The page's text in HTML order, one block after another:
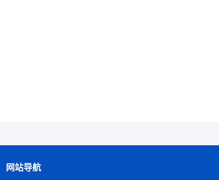
撵出去？”我妈接着说：“你要是还坚持信神尽本分，
网站导航